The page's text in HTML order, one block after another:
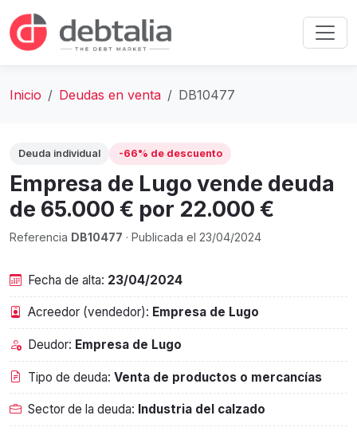
Inicio Deudas en venta DB10477
Deuda individual -66% de descuento
Empresa de Lugo vende deuda
de 65.000 € por 22.000 €
Referencia DB10477 · Publicada el 23/04/2024
Fecha de alta: 23/04/2024
Acreedor (vendedor): Empresa de Lugo
Deudor: Empresa de Lugo
Tipo de deuda: Venta de productos o mercancías
Sector de la deuda: Industria del calzado